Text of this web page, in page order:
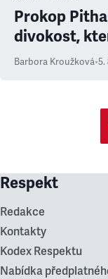
Prokop
divokost,
Barbora Kroužková•5.
Respekt
Redakce
Kontakty
Kodex Respektu
Nabídka